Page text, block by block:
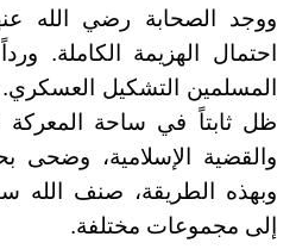
ووجد الصحابة رضي الله
احتمال الهزيمة الكاملة.
المسلمين التشكيل
ظل ثابتاً في ساحة
والقضية الإسلامية، وضحى
وبهذه الطريقة، صنف الله
إلى مجموعات مختلفة.